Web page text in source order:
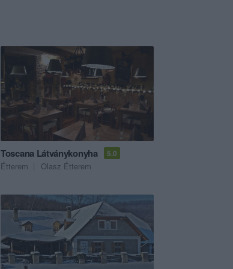
Toscana Látványkonyha 5.0
Étterem Olasz Étterem